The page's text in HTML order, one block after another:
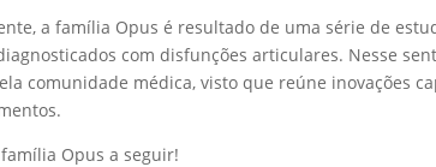
a família Opus é resultado de uma série de
com disfunções articulares. Nesse
comunidade médica, visto que reúne inovações
Opus a seguir!